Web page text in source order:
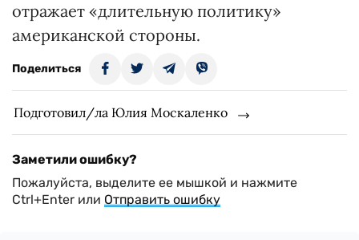
отражает «длительную политику»
американской стороны.
Поделиться
Подготовил/ла Юлия Москаленко
Заметили ошибку?
Пожалуйста, выделите ее мышкой и нажмите
Ctrl+Enter или Отправить ошибку